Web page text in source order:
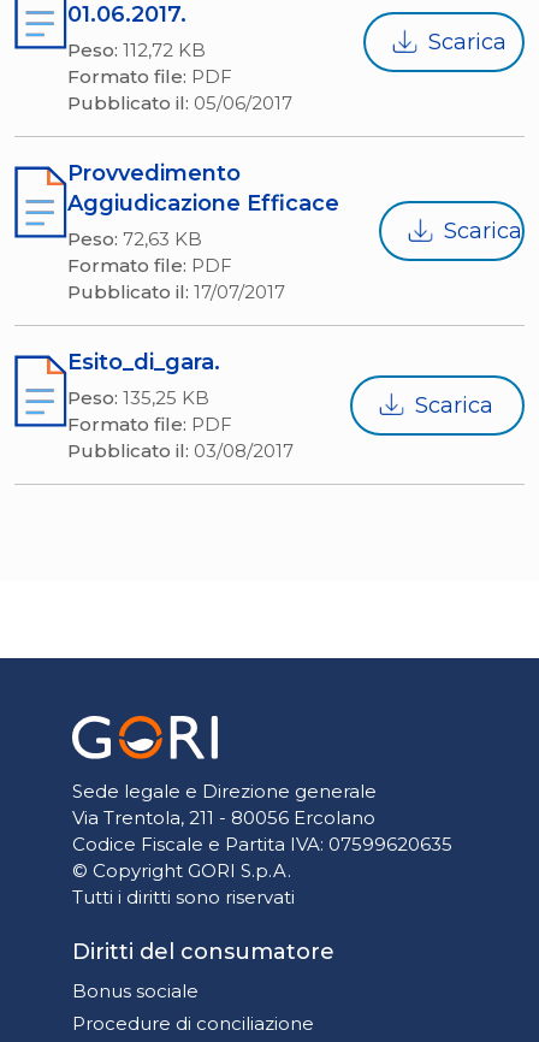
01.06.2017.
Peso: 112,72 KB
Formato file: PDF
Pubblicato il: 05/06/2017
Scarica
Provvedimento
Aggiudicazione Efficace
Peso: 72,63 KB
Formato file: PDF
Pubblicato il: 17/07/2017
Scarica
Esito_di_gara.
Peso: 135,25 KB
Formato file: PDF
Pubblicato il: 03/08/2017
Scarica
Sede legale e Direzione generale
Via Trentola, 211 - 80056 Ercolano
Codice Fiscale e Partita IVA: 07599620635
© Copyright GORI S.p.A.
Tutti i diritti sono riservati
Diritti del consumatore
Bonus sociale
Procedure di conciliazione